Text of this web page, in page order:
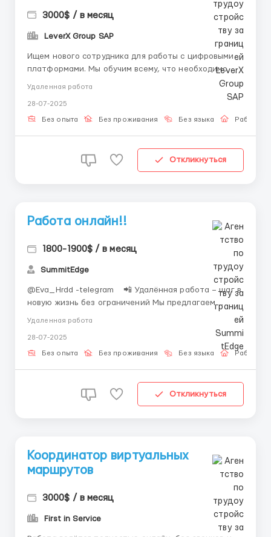
3000$ / в месяц
LeverX Group SAP
Ищем нового сотрудника для работы с цифровыми
платформами. Мы обучим всему, что необходимо
Удобный график, работа из дома; Заработная плата
состоит из фиксированной части и процента за
Удаленная работа
28-07-2025
Без опыта Без проживания Без языка Работа
Откликнуться
Работа онлайн!!
1800-1900$ / в месяц
SummitEdge
@Eva_Hrdd -telegram 📲 Удалённая работа – шаг в
новую жизнь без ограничений Мы предлагаем
надёжный формат занятости, который позволит
работать в своём темпе, учиться и развиваться. 📌
Что включает вакансия: ✔️ Онлайн-обучение для
новичков ✔️ Наставник, который поможет на...
Удаленная работа
28-07-2025
Без опыта Без проживания Без языка Работа
Откликнуться
Координатор виртуальных
маршрутов
3000$ / в месяц
First in Service